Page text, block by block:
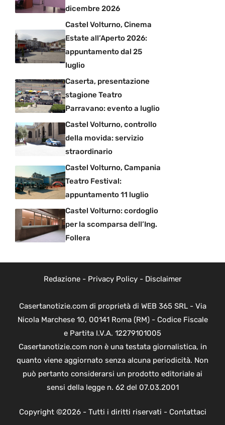
dicembre 2026
Castel Volturno, Cinema
Estate all’Aperto 2026:
appuntamento dal 25
luglio
Caserta, presentazione
stagione Teatro
Parravano: evento a luglio
Castel Volturno, controllo
della movida: servizio
straordinario
Castel Volturno, Campania
Teatro Festival:
appuntamento 11 luglio
Castel Volturno: cordoglio
per la scomparsa dell’Ing.
Follera
Redazione- Privacy Policy- Disclaimer
Casertanotizie.com di proprietà di WEB 365 SRL - Via
Nicola Marchese 10, 00141 Roma (RM) - Codice Fiscale
e Partita I.V.A. 12279101005
Casertanotizie.com non è una testata giornalistica, in
quanto viene aggiornato senza alcuna periodicità. Non
può pertanto considerarsi un prodotto editoriale ai
sensi della legge n. 62 del 07.03.2001
Copyright ©2026 - Tutti i diritti riservati - Contattaci